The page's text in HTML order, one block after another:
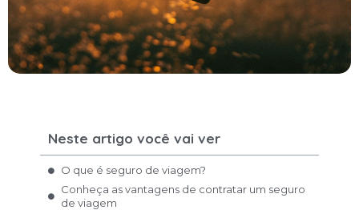
Neste artigo você vai ver
O que é seguro de viagem?
Conheça as vantagens de contratar um seguro
de viagem